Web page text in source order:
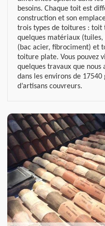
besoins. Chaque toit est
construction et son
trois types de toitures :
quelques matériaux
(bac acier, fibrociment) et
toiture plate. Vous pouvez
quelques travaux que nous
dans les environs de
d’artisans couvreurs.